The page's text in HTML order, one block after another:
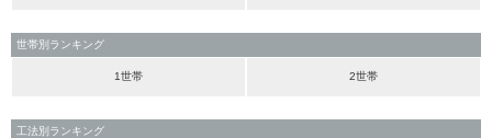
世帯別ランキング
1世帯 2世帯
工法別ランキング